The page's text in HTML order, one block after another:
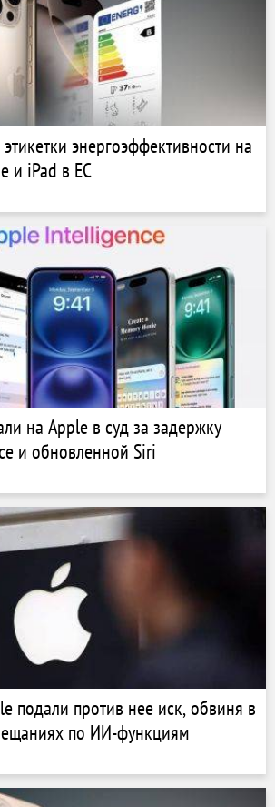
энергоэффективности на
и iPad в ЕС
на Apple в суд за задержку
и обновленной Siri
подали против нее иск, обвиня в
по ИИ-функциям